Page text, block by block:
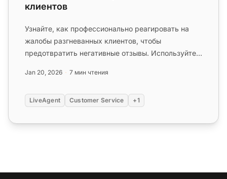
клиентов
Узнайте, как профессионально реагировать на
жалобы разгневанных клиентов, чтобы
предотвратить негативные отзывы. Используйте
Jan 20, 2026 7 мин чтения
LiveAgent Customer Service +1